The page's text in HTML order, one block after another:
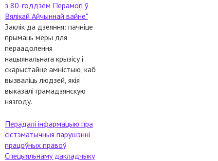
з 80-годдзем Перамогі ў
Вялікай Айчыннай вайне"
Заклік да дзеяння: пачніце
прымаць меры для
пераадолення
нацыянальнага крызісу і
скарыстайце амністыю, каб
вызваліць людзей, якія
выказалі грамадзянскую
нязгоду.
Перадалі інфармацыю пра
сістэматычныя парушэнні
працоўных правоў
Спецыяльнаму дакладчыку